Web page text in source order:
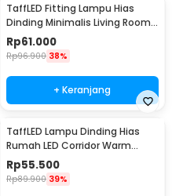
TaffLED Fitting Lampu Hias
Dinding Minimalis Living Room
Light E27 - F215
Rp61.000
Rp96.900 38%
+ Keranjang
TaffLED Lampu Dinding Hias
Rumah LED Corridor Warm
White 3000K 6W 22cm - F0011
Rp55.500
Rp89.900 39%